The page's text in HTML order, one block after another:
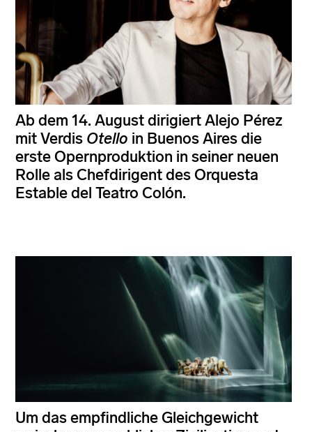
Ab dem 14. August dirigiert Alejo Pérez
mit Verdis Otello in Buenos Aires die
erste Opernproduktion in seiner neuen
Rolle als Chefdirigent des Orquesta
Estable del Teatro Colón.
Um das empfindliche Gleichgewicht